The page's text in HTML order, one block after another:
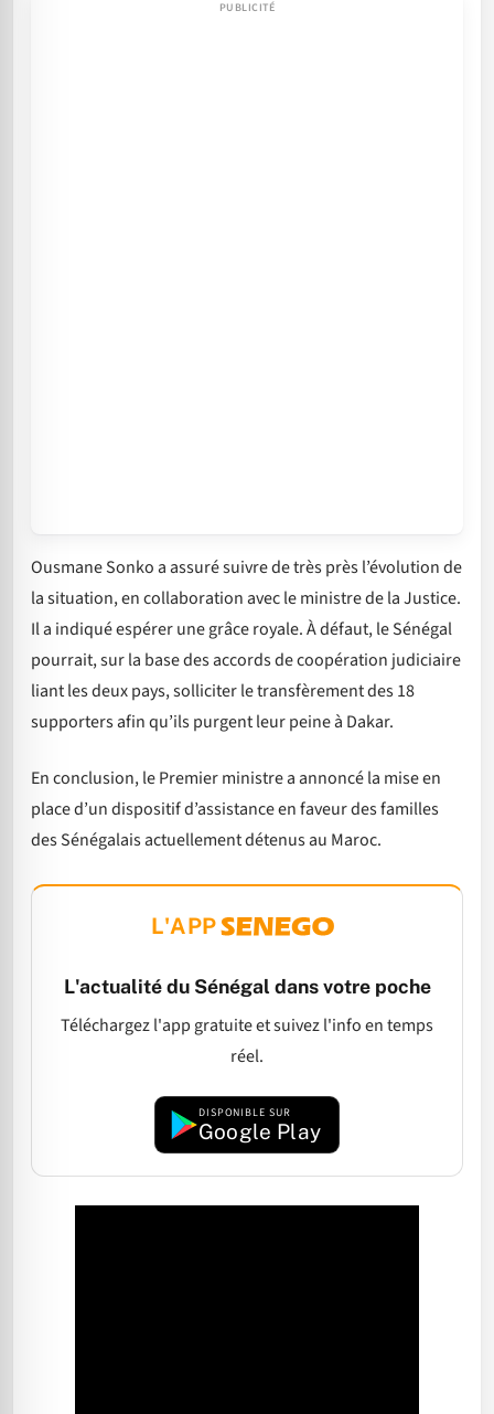
Ousmane Sonko a assuré suivre de très près l’évolution de
la situation, en collaboration avec le ministre de la Justice.
Il a indiqué espérer une grâce royale. À défaut, le Sénégal
pourrait, sur la base des accords de coopération judiciaire
liant les deux pays, solliciter le transfèrement des 18
supporters afin qu’ils purgent leur peine à Dakar.
En conclusion, le Premier ministre a annoncé la mise en
place d’un dispositif d’assistance en faveur des familles
des Sénégalais actuellement détenus au Maroc.
L'APP
L'actualité du Sénégal dans votre poche
Téléchargez l'app gratuite et suivez l'info en temps
réel.
DISPONIBLE SUR
Google Play